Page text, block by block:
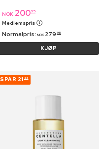
NOK 20095
Medlemspris
Normalpris: NOK 279 95
KJØP
SPAR 21 58